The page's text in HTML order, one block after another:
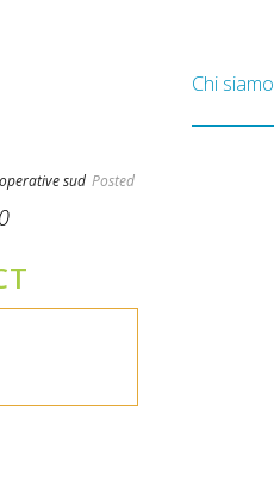
Chi siamo
sud Posted